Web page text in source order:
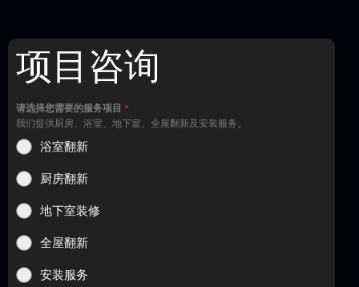
项目咨询
请选择您需要的服务项目 *
我们提供厨房、浴室、地下室、全屋翻新及安装服务。
浴室翻新
厨房翻新
地下室装修
全屋翻新
安装服务